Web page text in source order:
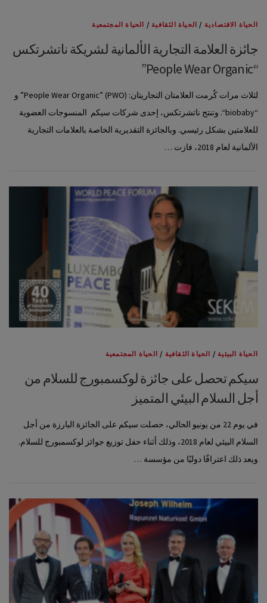
الحياة الاقتصادية / الحياة الثقافية / الحياة المجتمعية
جائزة العلامة التجارية الألمانية لشريكة ناتشرتكس
“People Wear Organic”
لثلاث مرات كُرمت العلامتان التجاريتان: (People Wear Organic” (PWO” و
“biobaby“. وتنتج ناتشرتكس، إحدى شركات سيكم المنسوجات العضوية
للعلامتين بشكل رئيسي. وبالجائزة التقديرية الخاصة بالعلامات التجارية
الألمانية لعام 2018، فازت …
الحياة البيئية / الحياة الثقافية / الحياة المجتمعية
سيكم تحصل على جائزة لوكسمبورج للسلام من
أجل السلام البيئي المتميز
في يوم 22 من يونيو الحالي، حصلت سيكم على الجائزة البارزة من أجل
السلام البيئي لعام 2018، وذلك أثناء حفل توزيع جوائز لوكسمبورج للسلام.
ويعد ذلك اعترافًا دوليًا من مؤسسة …